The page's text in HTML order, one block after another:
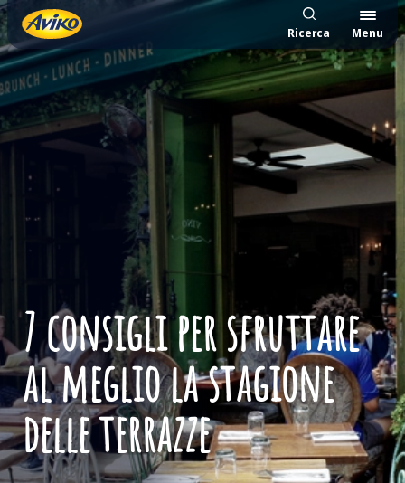
Ricerca Menu
7 consigli per sfruttare
al meglio la stagione
delle terrazze